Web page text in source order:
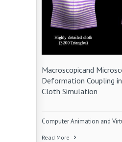
Macroscopicand
Deformation Coupling
Cloth Simulation
Computer Animation and
Read More